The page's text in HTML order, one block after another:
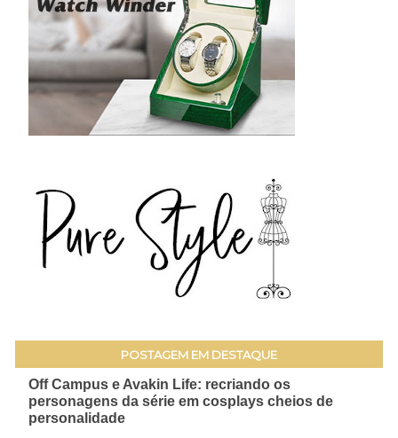
POSTAGEM EM DESTAQUE
Off Campus e Avakin Life: recriando os
personagens da série em cosplays cheios de
personalidade